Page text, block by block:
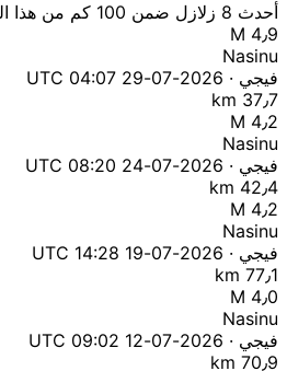
أحدث 8 زلازل ضمن 100 كم من هذا المركز.
M 4٫9
Nasinu
فيجي · 2026-07-29 04:07 UTC
37٫7 km
M 4٫2
Nasinu
فيجي · 2026-07-24 08:20 UTC
42٫4 km
M 4٫2
Nasinu
فيجي · 2026-07-19 14:28 UTC
77٫1 km
M 4٫0
Nasinu
فيجي · 2026-07-12 09:02 UTC
70٫9 km